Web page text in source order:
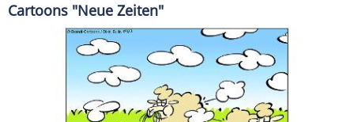
Cartoons "Neue Zeiten"